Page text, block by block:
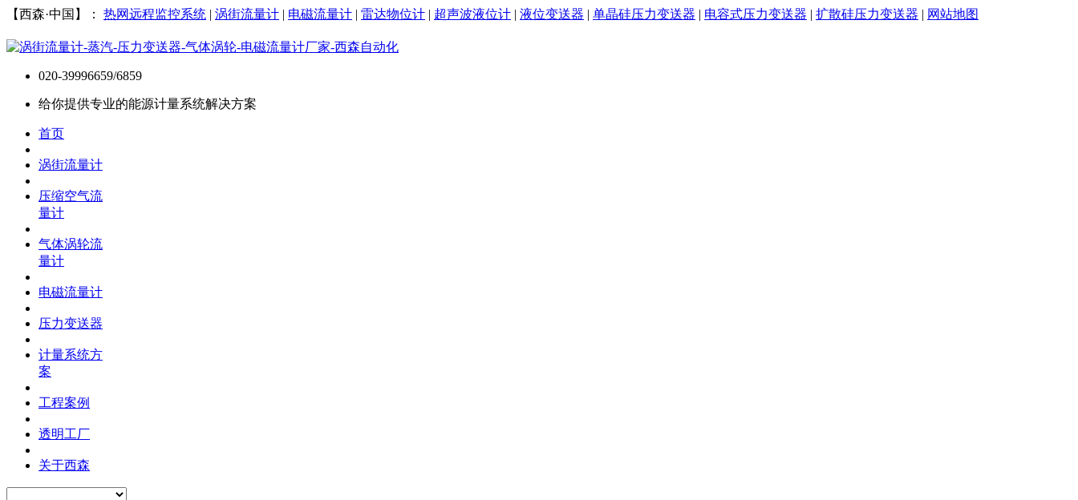
【西森·中国】： 热网远程监控系统 | 涡街流量计 | 电磁流量计 | 雷达物位计 | 超声波液位计 | 液位变送器 | 单晶硅压力变送器 | 电容式压力变送器 | 扩散硅压力变送器 | 网站地图
020-39996659/6859
给你提供专业的能源计量系统解决方案
首页
涡街流量计
压缩空气流
量计
气体涡轮流
量计
电磁流量计
压力变送器
计量系统方
案
工程案例
透明工厂
关于西森